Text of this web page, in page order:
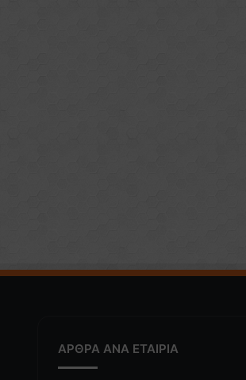
ΑΡΘΡΑ ΑΝΑ ΕΤΑΙΡΙΑ